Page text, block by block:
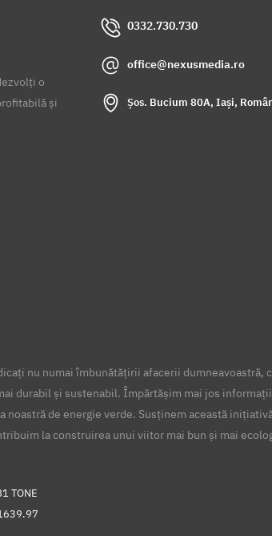
o
și
0332.730.730
office@nexusmedia.ro
Șos. Bucium 80A, Iași,
nu numai îmbunătățirii afacerii dumneavoastră,
durabil și sustenabil. Împărtășim mai jos
noastră de energie verde. Susținem această
la construirea unui viitor mai bun și mai
TONE